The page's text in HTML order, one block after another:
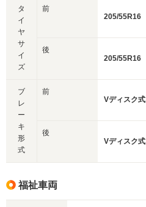
タ
イ
ヤ
サ
イ
ズ
前
205/55R16
後
205/55R16
ブ
レ
ー
キ
形
式
前
Vディスク式
後
Vディスク式
福祉車両